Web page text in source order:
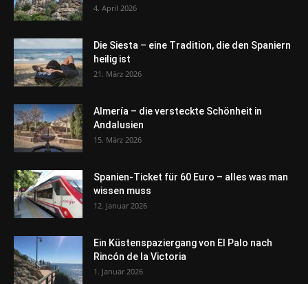
4. April 2026
Die Siesta – eine Tradition, die den Spaniern
heilig ist
21. März 2026
Almería – die versteckte Schönheit in
Andalusien
15. März 2026
Spanien-Ticket für 60 Euro – alles was man
wissen muss
12. Januar 2026
Ein Küstenspaziergang von El Palo nach
Rincón de la Victoria
1. Januar 2026